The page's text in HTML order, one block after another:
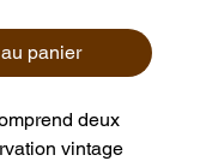
panier
deux
vintage